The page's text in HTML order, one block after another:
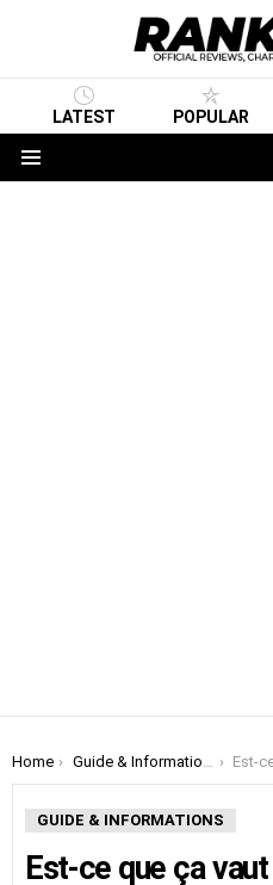
LATEST POPULAR
You are here:
Home Guide & Informations Est-ce
GUIDE & INFORMATIONS
Est-ce que ça